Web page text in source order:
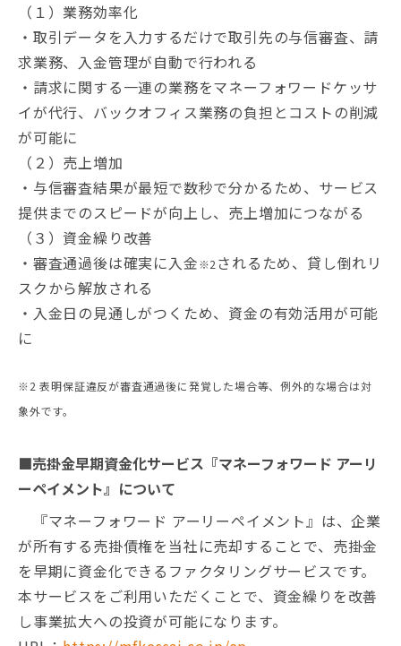
（１）業務効率化
・取引データを入力するだけで取引先の与信審査、請
求業務、入金管理が自動で行われる
・請求に関する一連の業務をマネーフォワードケッサ
イが代行、バックオフィス業務の負担とコストの削減
が可能に
（２）売上増加
・与信審査結果が最短で数秒で分かるため、サービス
提供までのスピードが向上し、売上増加につながる
（３）資金繰り改善
・審査通過後は確実に入金※2 されるため、貸し倒れリ
スクから解放される
・入金日の見通しがつくため、資金の有効活用が可能
に
※2 表明保証違反が審査通過後に発覚した場合等、例外的な場合は対
象外です。
■売掛金早期資金化サービス『マネーフォワード アーリ
ーペイメント』について
『マネーフォワード アーリーペイメント』は、企業
が所有する売掛債権を当社に売却することで、売掛金
を早期に資金化できるファクタリングサービスです。
本サービスをご利用いただくことで、資金繰りを改善
し事業拡大への投資が可能になります。